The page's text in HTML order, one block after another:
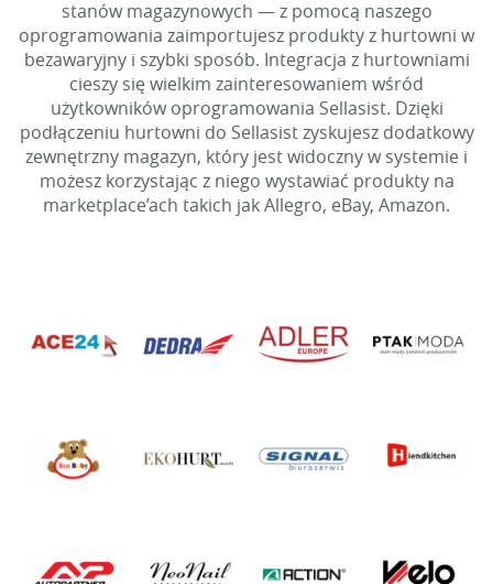
stanów magazynowych — z pomocą naszego
oprogramowania zaimportujesz produkty z hurtowni w
bezawaryjny i szybki sposób. Integracja z hurtowniami
cieszy się wielkim zainteresowaniem wśród
użytkowników oprogramowania Sellasist. Dzięki
podłączeniu hurtowni do Sellasist zyskujesz dodatkowy
zewnętrzny magazyn, który jest widoczny w systemie i
możesz korzystając z niego wystawiać produkty na
marketplace’ach takich jak Allegro, eBay, Amazon.